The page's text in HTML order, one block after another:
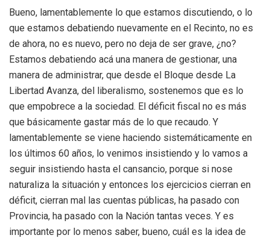
Bueno, lamentablemente lo que estamos discutiendo, o lo
que estamos debatiendo nuevamente en el Recinto, no es
de ahora, no es nuevo, pero no deja de ser grave, ¿no?
Estamos debatiendo acá una manera de gestionar, una
manera de administrar, que desde el Bloque desde La
Libertad Avanza, del liberalismo, sostenemos que es lo
que empobrece a la sociedad. El déficit fiscal no es más
que básicamente gastar más de lo que recaudo. Y
lamentablemente se viene haciendo sistemáticamente en
los últimos 60 años, lo venimos insistiendo y lo vamos a
seguir insistiendo hasta el cansancio, porque si nose
naturaliza la situación y entonces los ejercicios cierran en
déficit, cierran mal las cuentas públicas, ha pasado con
Provincia, ha pasado con la Nación tantas veces. Y es
importante por lo menos saber, bueno, cuál es la idea de